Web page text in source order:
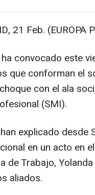
21 Feb. (EUROPA
ha convocado este
que conforman el
con el ala
(SMI).
explicado desde
en un acto en
de Trabajo,
aliados.